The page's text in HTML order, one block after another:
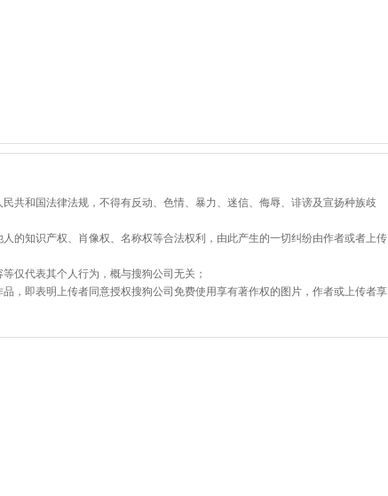
共和国法律法规，不得有反动、色情、暴力、迷信、侮辱、诽谤及宣扬种族歧
的知识产权、肖像权、名称权等合法权利，由此产生的一切纠纷由作者或者上传
仅代表其个人行为，概与搜狗公司无关；
，即表明上传者同意授权搜狗公司免费使用享有著作权的图片，作者或上传者享